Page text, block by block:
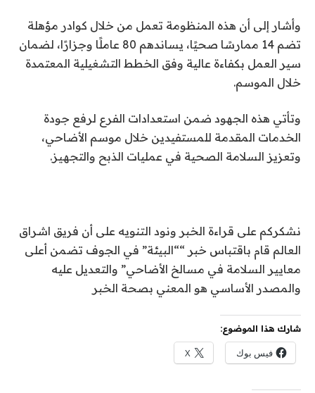
وأشار إلى أن هذه المنظومة تعمل من خلال كوادر مؤهلة
تضم 14 ممارسًا صحيًا، يساندهم 80 عاملًا وجزارًا، لضمان
سير العمل بكفاءة عالية وفق الخطط التشغيلية المعتمدة
خلال الموسم.
وتأتي هذه الجهود ضمن استعدادات الفرع لرفع جودة
الخدمات المقدمة للمستفيدين خلال موسم الأضاحي،
وتعزيز السلامة الصحية في عمليات الذبح والتجهيز.
نشكركم على قراءة الخبر ونود التنويه على أن فريق اشراق
العالم قام باقتباس خبر ““البيئة” في الجوف تضمن أعلى
معايير السلامة في مسالخ الأضاحي” والتعديل عليه
والمصدر الأساسي هو المعني بصحة الخبر
شارك هذا الموضوع:
فيس بوك X